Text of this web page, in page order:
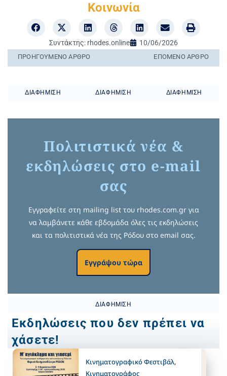
Κοινωνία
Συντάκτης: rhodes.online 10/06/2026
ΠΡΟΗΓΟΎΜΕΝO ΆΡΘΡΟ ΕΠΌΜΕΝΟ ΆΡΘΡΟ
ΔΙΑΦΉΜΙΣΗ ΔΙΑΦΉΜΙΣΗ ΔΙΑΦΉΜΙΣΗ
Πολιτιστικά νέα &
εκδηλώσεις στο e-mail
σας
Εγγραφείτε στη mailing list του rhodes.com.gr για
να λαμβάνετε κάθε εβδομάδα όλες τις εκδηλώσεις
και τα πολιτιστικά νέα της Ρόδου στο email σας.
Εγγράψου τώρα
ΔΙΑΦΉΜΙΣΗ
Εκδηλώσεις που δεν πρέπει να
χάσετε!
Κινηματογραφικό Φεστιβάλ,
Κινηματογράφος